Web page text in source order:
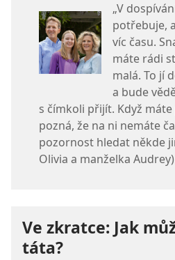
„V
potřebuje,
víc času.
máte rádi
malá. To jí
a bude
s čímkoli přijít. Když
pozná, že na ni nemáte
pozornost hledat někde
Olivia a manželka Audrey)
Ve zkratce: Jak
táta?